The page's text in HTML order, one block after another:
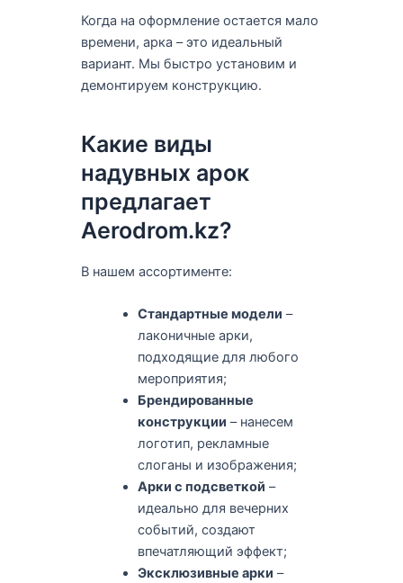
Когда на оформление остается мало
времени, арка – это идеальный
вариант. Мы быстро установим и
демонтируем конструкцию.
Какие виды
надувных арок
предлагает
Aerodrom.kz?
В нашем ассортименте:
Стандартные модели –
лаконичные арки,
подходящие для любого
мероприятия;
Брендированные
конструкции – нанесем
логотип, рекламные
слоганы и изображения;
Арки с подсветкой –
идеально для вечерних
событий, создают
впечатляющий эффект;
Эксклюзивные арки –